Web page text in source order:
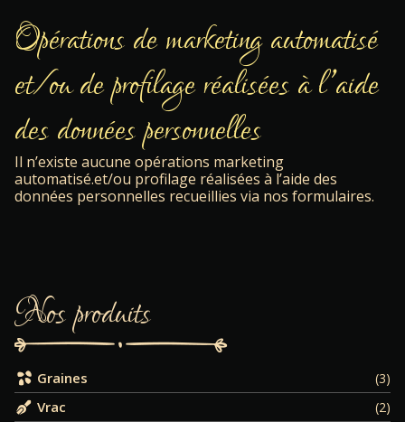
Opérations de marketing automatisé
et/ou de profilage réalisées à l’aide
des données personnelles
Il n’existe aucune opérations marketing
automatisé.et/ou profilage réalisées à l’aide des
données personnelles recueillies via nos formulaires.
Nos produits
Graines (3)
Vrac (2)